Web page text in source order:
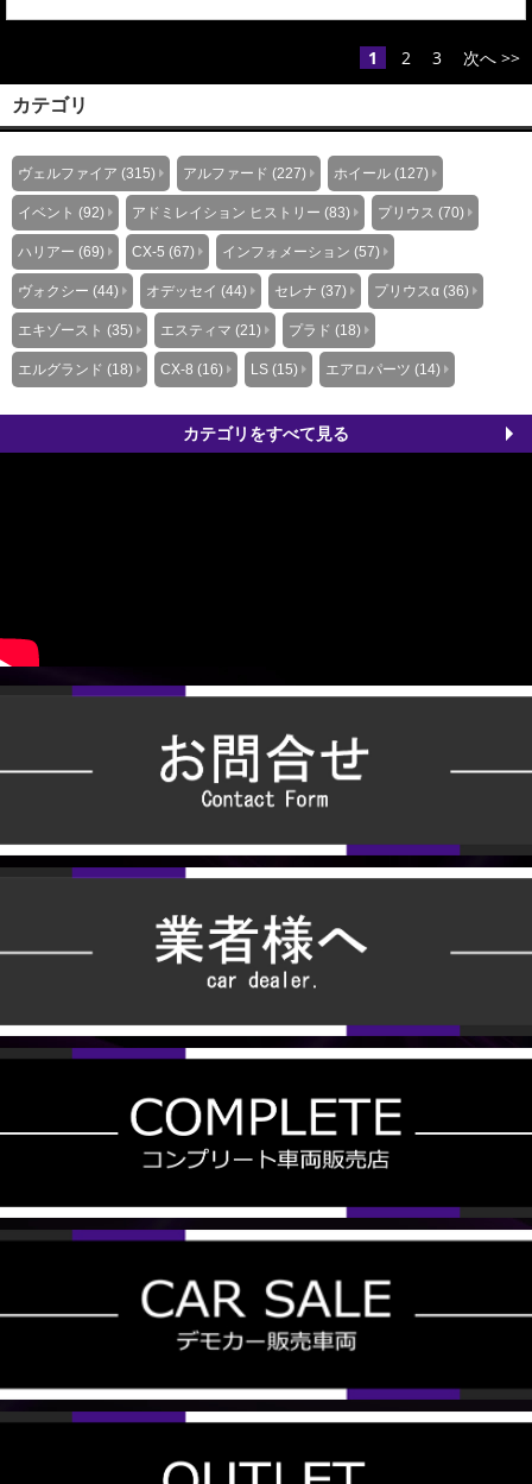
ABSOLUTEHonda SENSING■HYBRID ABSOLUTE・EX Honda
1 2 3 次へ >>
カテゴリ
ヴェルファイア (315) アルファード (227) ホイール (127)
イベント (92) アドミレイション ヒストリー (83) プリウス (70)
ハリアー (69) CX-5 (67) インフォメーション (57)
ヴォクシー (44) オデッセイ (44) セレナ (37) プリウスα (36)
エキゾースト (35) エスティマ (21) プラド (18)
エルグランド (18) CX-8 (16) LS (15) エアロパーツ (14)
カテゴリをすべて見る